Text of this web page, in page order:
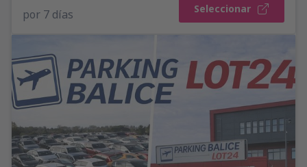
por 7 días Seleccionar